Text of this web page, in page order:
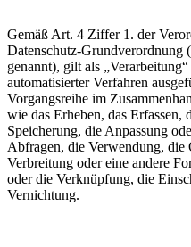
Gemäß Art. 4 Ziffer 1. der
Datenschutz-Grundverordnung
genannt), gilt als
automatisierter Verfahren
Vorgangsreihe im
wie das Erheben, das Erfassen,
Speicherung, die Anpassung
Abfragen, die Verwendung,
Verbreitung oder eine andere
oder die Verknüpfung, die
Vernichtung.